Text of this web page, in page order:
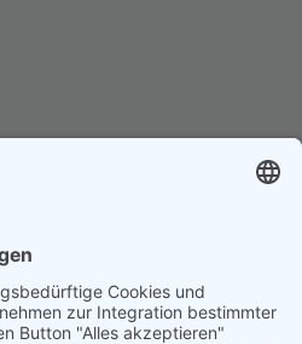
Java Schulung
– praxisnah